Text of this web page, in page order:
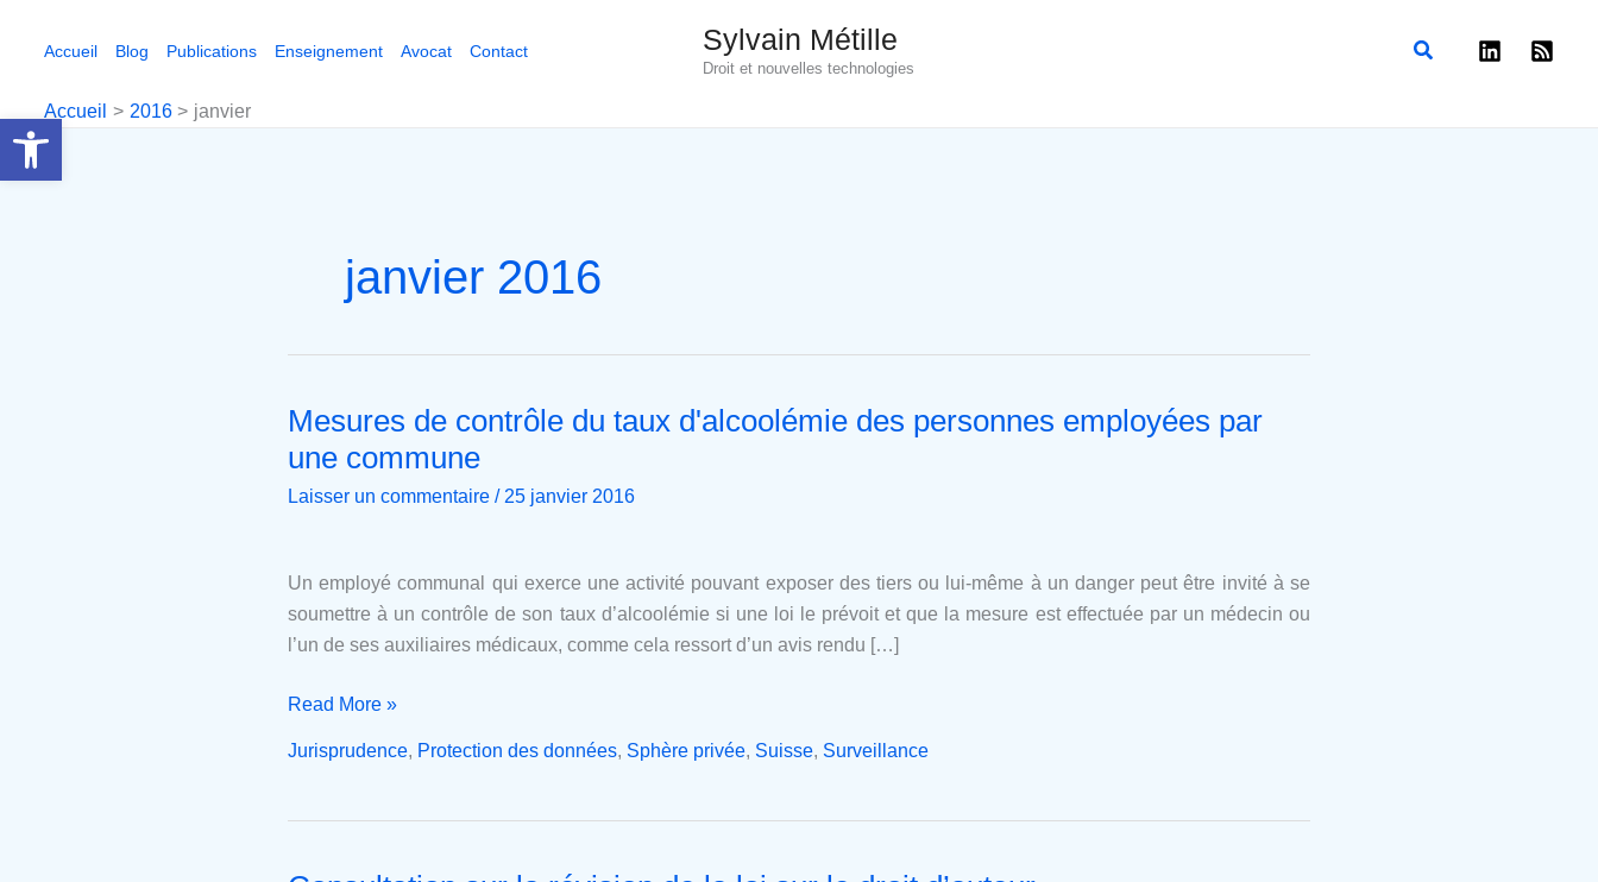
Ouvrir la barre d’outils
Accueil Blog Publications Enseignement Avocat Contact Sylvain Métille
Droit et nouvelles technologies
Rechercher
Accueil 2016 janvier
janvier 2016
Mesures de contrôle du taux d'alcoolémie des personnes employées par
une commune
Laisser un commentaire / 25 janvier 2016
Un employé communal qui exerce une activité pouvant exposer des tiers ou lui-même à un danger peut être invité à se
soumettre à un contrôle de son taux d’alcoolémie si une loi le prévoit et que la mesure est effectuée par un médecin ou
l’un de ses auxiliaires médicaux, comme cela ressort d’un avis rendu […]
Mesures
de
du
d'alcoolémie
personnes
par
commune
Read More »
Jurisprudence, Protection des données, Sphère privée, Suisse, Surveillance